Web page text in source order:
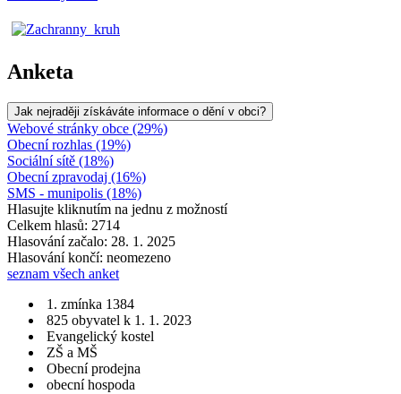
Anketa
Jak nejraději získáváte informace o dění v obci?
Webové stránky obce (29%)
Obecní rozhlas (19%)
Sociální sítě (18%)
Obecní zpravodaj (16%)
SMS - munipolis (18%)
Hlasujte kliknutím na jednu z možností
Celkem hlasů: 2714
Hlasování začalo: 28. 1. 2025
Hlasování končí: neomezeno
seznam všech anket
1. zmínka 1384
825 obyvatel k 1. 1. 2023
Evangelický kostel
ZŠ a MŠ
Obecní prodejna
obecní hospoda